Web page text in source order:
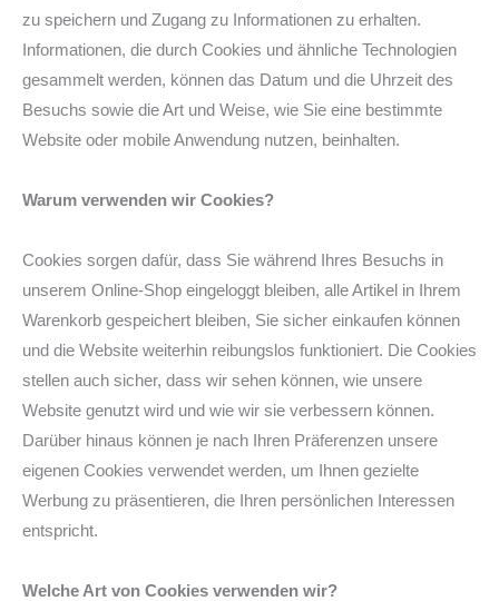
zu speichern und Zugang zu Informationen zu erhalten.
Informationen, die durch Cookies und ähnliche Technologien
gesammelt werden, können das Datum und die Uhrzeit des
Besuchs sowie die Art und Weise, wie Sie eine bestimmte
Website oder mobile Anwendung nutzen, beinhalten.
Warum verwenden wir Cookies?
Cookies sorgen dafür, dass Sie während Ihres Besuchs in
unserem Online-Shop eingeloggt bleiben, alle Artikel in Ihrem
Warenkorb gespeichert bleiben, Sie sicher einkaufen können
und die Website weiterhin reibungslos funktioniert. Die Cookies
stellen auch sicher, dass wir sehen können, wie unsere
Website genutzt wird und wie wir sie verbessern können.
Darüber hinaus können je nach Ihren Präferenzen unsere
eigenen Cookies verwendet werden, um Ihnen gezielte
Werbung zu präsentieren, die Ihren persönlichen Interessen
entspricht.
Welche Art von Cookies verwenden wir?